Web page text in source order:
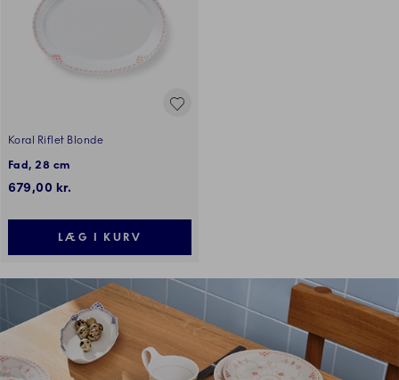
Koral Riflet Blonde
Fad, 28 cm
679,00 kr.
LÆG I KURV